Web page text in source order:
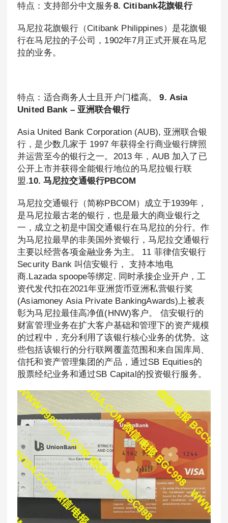
特点：支持部分中文服务8. Citibank花旗银行
马尼拉花旗银行（Citibank Philippines）是花旗银
行在马尼拉的子公司，1902年7月正式开展在马尼
拉的业务。
特点：适合商务人士且开户门槛高。9. Asia
United Bank – 亚洲联合银行
Asia United Bank Corporation (AUB), 亚洲联合银
行，是少数几家于 1997 年获得全行商业银行牌照
并运营至今的银行之一。2013 年，AUB 加入了已
公开上市并获得全能银行地位的马尼拉银行联
盟.10. 马尼拉交通银行PBCOM
马尼拉交通银行（简称PBCOM）成立于1939年，
是马尼拉最古老的银行，也是最大的商业银行之
一，成立之初是中国交通银行在马尼拉的分行。作
为马尼拉最早的非美国外资银行，马尼拉交通银行
主要以经营各项金融业务为主。 11 菲律信安银行
Security Bank 叫信安银行， 支持本地电
商.Lazada spoope等绑定. 同时承接企业开户，工
资代发代扣在2021年亚洲货币亚洲私营银行奖
(Asiamoney Asia Private BankingAwards)上被表
彰为马尼拉最佳高净值(HNW)客户。 信安银行的
财富管理业务在扩大客户基础和管理下的资产规模
的过程中，充分利用了该银行核心业务的优势。这
些包括该银行的分行联网覆盖范围和来自国库局、
信托和资产管理集团的产品，通过SB Equities的
股票经纪业务和通过SB Capital的投资银行服务。